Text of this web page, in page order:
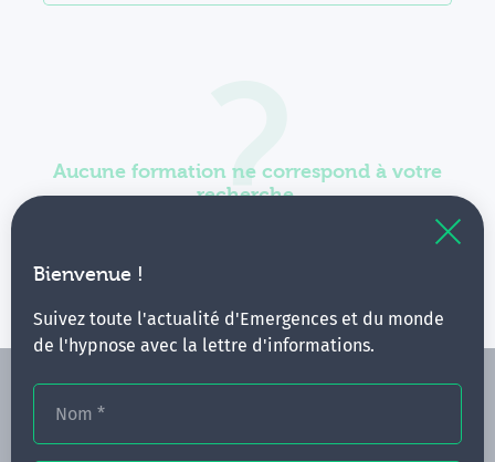
Bienvenue !
Suivez toute l'actualité d'Emergences et du monde
de l'hypnose avec la lettre d'informations.
Nom *
Aucune formation ne correspond à votre
recherche.
Vous pouvez renouveler votre requête en élargissant